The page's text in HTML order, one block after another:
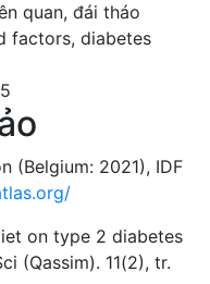
quan, đái tháo
factors, diabetes
(Belgium: 2021), IDF
on type 2 diabetes
(Qassim). 11(2), tr.